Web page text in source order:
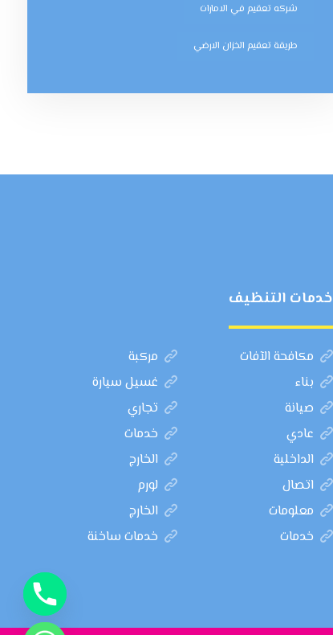
شركه تعقيم في الامارات
طريقة تعقيم الخزان الارضي
خدمات التنظيف
مكافحة الآفات
مركبة
بناء
غسيل سيارة
صيانة
تجاري
عادي
خدمات
الداخلية
الخارج
اتصال
لورم
معلومات
الخارج
خدمات
خدمات ساخنة